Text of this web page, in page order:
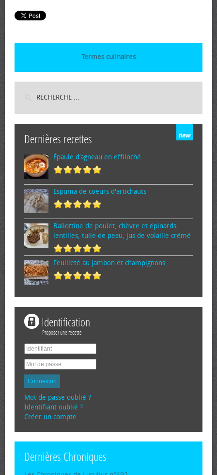
Termes culinaires
Dernières recettes
Épaule d’agneau en effiloché
Espuma de cœurs d'artichauts
Ballottine de poulet, chèvre et épinards,
lentilles, tuile de peau, jus de volaille crémé
Feuilleté au jambon et champignons
Identification
Proposer une recette
Connexion
Mot de passe oublié ?
Identifiant oublié ?
Créer un compte
Dernières Chroniques